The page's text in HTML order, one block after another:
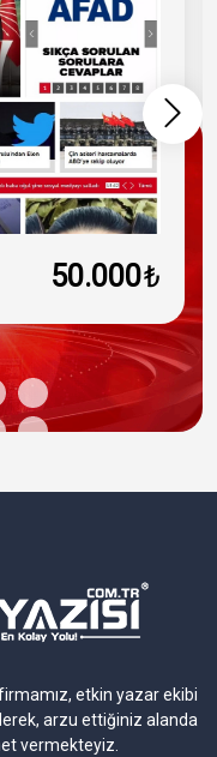
50.000₺
etkin yazar ekibi
arzu ettiğiniz alanda
vermekteyiz.